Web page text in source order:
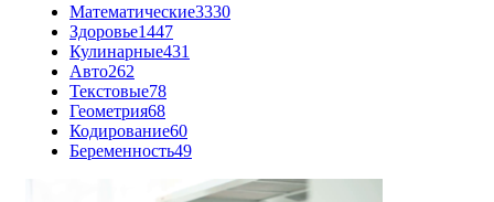
Математические3330
Здоровье1447
Кулинарные431
Авто262
Текстовые78
Геометрия68
Кодирование60
Беременность49